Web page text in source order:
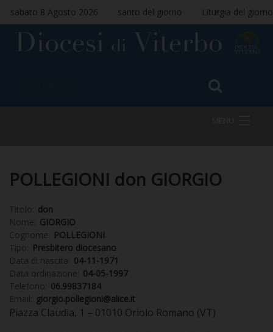
sabato 8 Agosto 2026 santo del giorno Liturgia del giorno
VESCOVO
DIOCESI
POLLEGIONI don GIORGIO
Titolo: don
Nome: GIORGIO
Cognome:
POLLEGIONI
Tipo:
Presbitero diocesano
Data di nascita: 04-11-1971
Data ordinazione: 04-05-1997
Telefono: 06.99837184
Email:
giorgio.pollegioni@alice.it
Piazza Claudia, 1 – 01010 Oriolo Romano (VT)